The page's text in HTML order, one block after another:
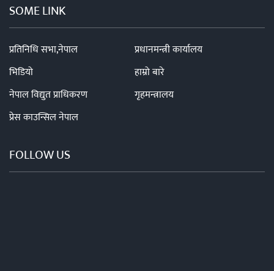
SOME LINK
प्रतिनिधि सभा,नेपाल
प्रधानमन्त्री कार्यालय
भिडियो
हाम्रो बारे
नेपाल विद्युत प्राधिकरण
गृहमन्त्रालय
प्रेस काउन्सिल नेपाल
FOLLOW US